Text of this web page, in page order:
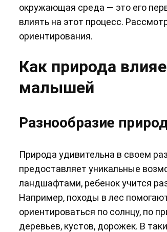
окружающая среда — это его
влиять на этот процесс.
ориентирования.
Как природа
малышей
Разнообразие
Природа удивительна в своем
предоставляет уникальные
ландшафтами, ребенок учится
Например, походы в лес
ориентироваться по солнцу, по
деревьев, кустов, дорожек. В